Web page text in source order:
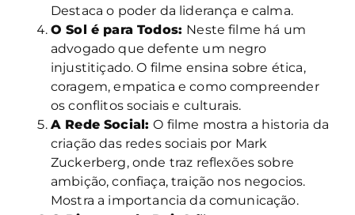
Destaca o poder da liderança e calma.
O Sol é para Todos: Neste filme há um
advogado que defente um negro
injustitiçado. O filme ensina sobre ética,
coragem, empatica e como compreender
os conflitos sociais e culturais.
A Rede Social:O filme mostra a historia da
criação das redes sociais por Mark
Zuckerberg, onde traz reflexões sobre
ambição, confiaça, traição nos negocios.
Mostra a importancia da comunicação.